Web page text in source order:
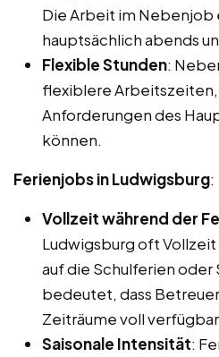
Die Arbeit im Nebenjob
hauptsächlich abends
Flexible Stunden:
flexiblere Arbeitszeiten,
Anforderungen des
können.
Ferienjobs in Ludwigsburg:
Vollzeit während der
Ludwigsburg oft
auf die Schulferien
bedeutet, dass
Zeiträume voll
Saisonale Intensität: